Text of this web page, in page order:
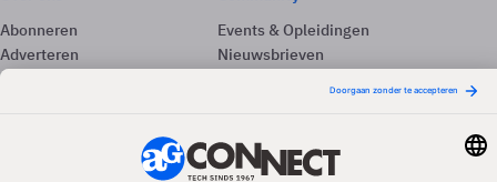
Abonneren
Adverteren
Contact
Events & Opleidingen
Nieuwsbrieven